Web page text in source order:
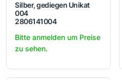
Silber, gediegen Unikat
004
2806141004
Bitte anmelden um Preise
zu sehen.